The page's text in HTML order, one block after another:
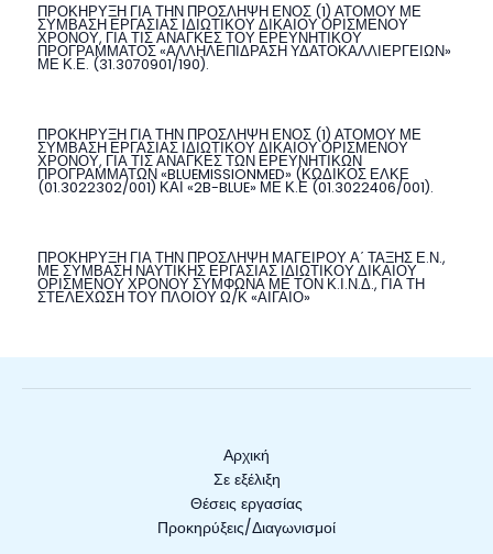
ΠΡΟΚΗΡΥΞΗ ΓΙΑ ΤΗΝ ΠΡΟΣΛΗΨΗ ΕΝΟΣ (1) ΑΤΟΜΟΥ ΜΕ
ΣΥΜΒΑΣΗ ΕΡΓΑΣΙΑΣ ΙΔΙΩΤΙΚΟΥ ΔΙΚΑΙΟΥ ΟΡΙΣΜΕΝΟΥ
ΧΡΟΝΟΥ, ΓΙΑ ΤΙΣ ΑΝΑΓΚΕΣ ΤΟΥ ΕΡΕΥΝΗΤΙΚΟΥ
ΠΡΟΓΡΑΜΜΑΤΟΣ «ΑΛΛΗΛΕΠΙΔΡΑΣΗ ΥΔΑΤΟΚΑΛΛΙΕΡΓΕΙΩΝ»
ΜΕ Κ.Ε. (31.3070901/190).
ΠΡΟΚΗΡΥΞΗ ΓΙΑ ΤΗΝ ΠΡΟΣΛΗΨΗ ΕΝΟΣ (1) ΑΤΟΜΟΥ ΜΕ
ΣΥΜΒΑΣΗ ΕΡΓΑΣΙΑΣ ΙΔΙΩΤΙΚΟΥ ΔΙΚΑΙΟΥ ΟΡΙΣΜΕΝΟΥ
ΧΡΟΝΟΥ, ΓΙΑ ΤΙΣ ΑΝΑΓΚΕΣ ΤΩΝ ΕΡΕΥΝΗΤΙΚΩΝ
ΠΡΟΓΡΑΜΜΑΤΩΝ «BLUEMISSIONMED» (ΚΩΔΙΚΟΣ ΕΛΚΕ
(01.3022302/001) ΚΑΙ «2B-BLUE» ΜΕ Κ.Ε (01.3022406/001).
ΠΡΟΚΗΡΥΞΗ ΓΙΑ ΤΗΝ ΠΡΟΣΛΗΨΗ ΜΑΓΕΙΡΟΥ Α΄ ΤΑΞΗΣ Ε.Ν.,
ΜΕ ΣΥΜΒΑΣΗ ΝΑΥΤΙΚΗΣ ΕΡΓΑΣΙΑΣ ΙΔΙΩΤΙΚΟΥ ΔΙΚΑΙΟΥ
ΟΡΙΣΜΕΝΟΥ ΧΡΟΝΟΥ ΣΥΜΦΩΝΑ ΜΕ ΤΟΝ Κ.Ι.Ν.Δ., ΓΙΑ ΤΗ
ΣΤΕΛΕΧΩΣΗ ΤΟΥ ΠΛΟΙΟΥ Ω/Κ «ΑΙΓΑΙΟ»
Αρχική
Σε εξέλιξη
Θέσεις εργασίας
Προκηρύξεις/Διαγωνισμοί